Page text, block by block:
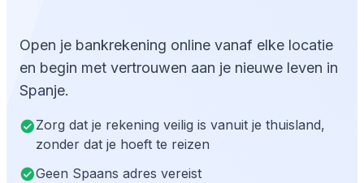
Open je bankrekening online vanaf elke locatie
en begin met vertrouwen aan je nieuwe leven in
Spanje.
Zorg dat je rekening veilig is vanuit je thuisland,
zonder dat je hoeft te reizen
Geen Spaans adres vereist